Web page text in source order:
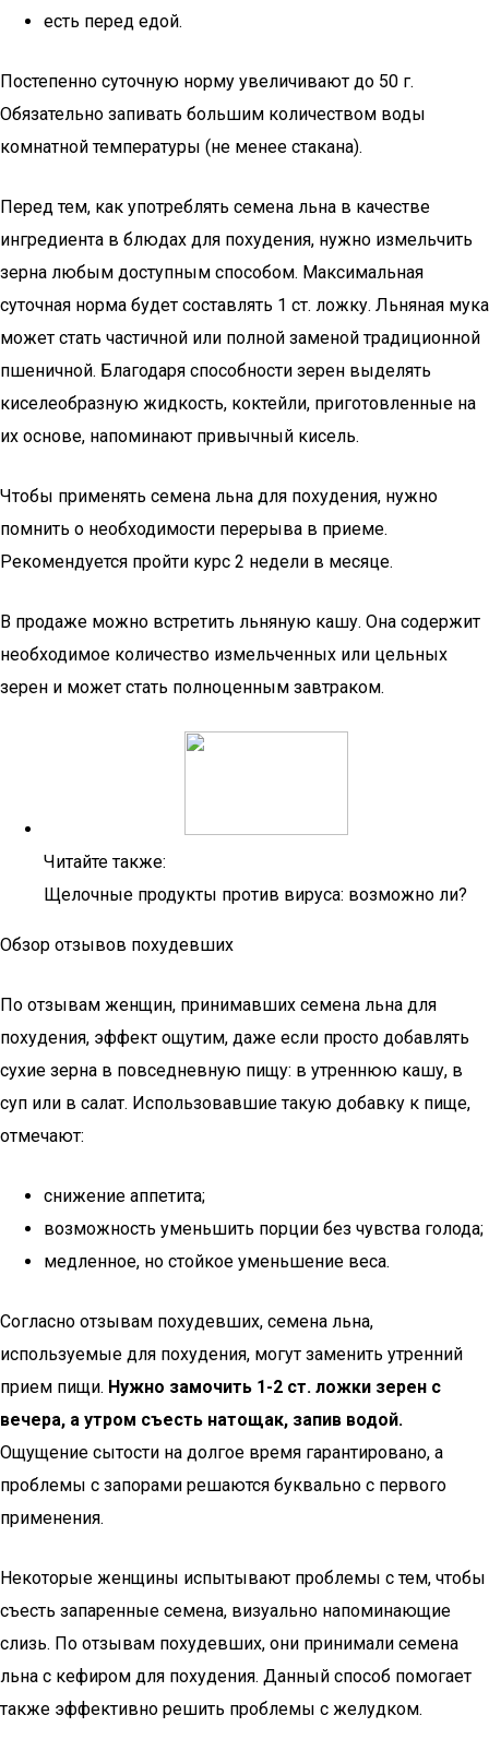
есть перед едой.
Постепенно суточную норму увеличивают до 50 г.
Обязательно запивать большим количеством воды
комнатной температуры (не менее стакана).
Перед тем, как употреблять семена льна в качестве
ингредиента в блюдах для похудения, нужно измельчить
зерна любым доступным способом. Максимальная
суточная норма будет составлять 1 ст. ложку. Льняная мука
может стать частичной или полной заменой традиционной
пшеничной. Благодаря способности зерен выделять
киселеобразную жидкость, коктейли, приготовленные на
их основе, напоминают привычный кисель.
Чтобы применять семена льна для похудения, нужно
помнить о необходимости перерыва в приеме.
Рекомендуется пройти курс 2 недели в месяце.
В продаже можно встретить льняную кашу. Она содержит
необходимое количество измельченных или цельных
зерен и может стать полноценным завтраком.
Читайте также:
Щелочные продукты против вируса: возможно ли?
Обзор отзывов похудевших
По отзывам женщин, принимавших семена льна для
похудения, эффект ощутим, даже если просто добавлять
сухие зерна в повседневную пищу: в утреннюю кашу, в
суп или в салат. Использовавшие такую добавку к пище,
отмечают:
снижение аппетита;
возможность уменьшить порции без чувства голода;
медленное, но стойкое уменьшение веса.
Согласно отзывам похудевших, семена льна,
используемые для похудения, могут заменить утренний
прием пищи. Нужно замочить 1-2 ст. ложки зерен с
вечера, а утром съесть натощак, запив водой.
Ощущение сытости на долгое время гарантировано, а
проблемы с запорами решаются буквально с первого
применения.
Некоторые женщины испытывают проблемы с тем, чтобы
съесть запаренные семена, визуально напоминающие
слизь. По отзывам похудевших, они принимали семена
льна с кефиром для похудения. Данный способ помогает
также эффективно решить проблемы с желудком.